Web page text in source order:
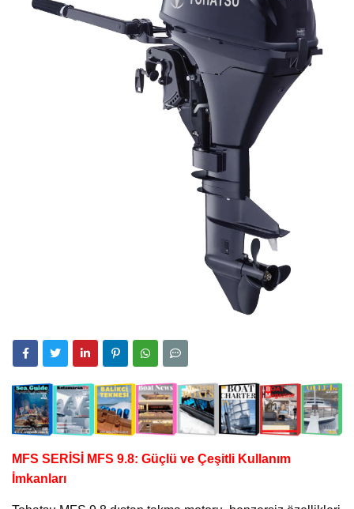
MFS SERİSİ MFS 9.8: Güçlü ve Çeşitli Kullanım
İmkanları